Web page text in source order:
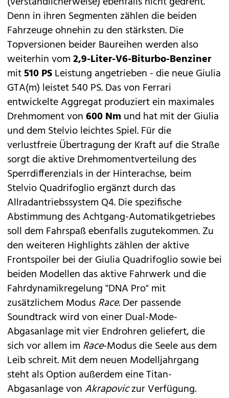
Denn in ihren Segmenten zählen die beiden
Fahrzeuge ohnehin zu den stärksten. Die
Topversionen beider Baureihen werden also
weiterhin vom2,9-Liter-V6-Biturbo-Benziner
mit510 PSLeistung angetrieben - die neueGiulia
GTA(m) leistet 540 PS. Das von Ferrari
entwickelte Aggregat produziert ein maximales
Drehmoment von600 Nm und hat mit der Giulia
und dem Stelvio leichtes Spiel. Für die
verlustfreie Übertragung der Kraft auf die Straße
sorgt die aktive Drehmomentverteilung des
Sperrdifferenzials in der Hinterachse, beim
Stelvio Quadrifoglio ergänzt durch das
Allradantriebssystem Q4. Die spezifische
Abstimmung des Achtgang-Automatikgetriebes
soll dem Fahrspaß ebenfalls zugutekommen. Zu
den weiteren Highlights zählen der aktive
Frontspoiler bei der Giulia Quadrifoglio sowie bei
beiden Modellen das aktive Fahrwerk und die
Fahrdynamikregelung "DNA Pro" mit
zusätzlichem ModusRace. Der passende
Soundtrack wird von einer Dual-Mode-
Abgasanlage mit vier Endrohren geliefert, die
sich vor allem im Race-Modus die Seele aus dem
Leib schreit. Mit dem neuen Modelljahrgang
steht als Option außerdem eine Titan-
Abgasanlage von Akrapoviczur Verfügung.